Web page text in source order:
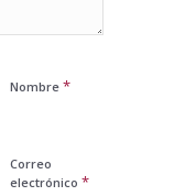
Nombre *
Correo
electrónico *